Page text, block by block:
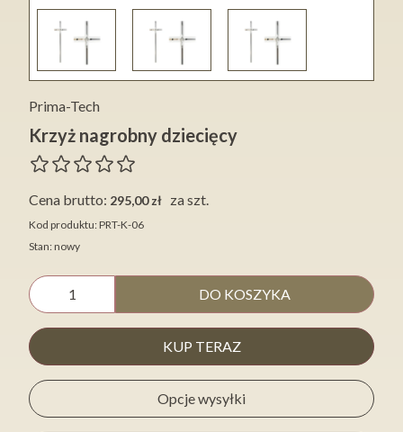
Prima-Tech
Krzyż nagrobny dziecięcy
Cena brutto: 295,00 zł za szt.
Kod produktu: PRT-K-06
Stan: nowy
DO KOSZYKA
KUP TERAZ
Opcje wysyłki